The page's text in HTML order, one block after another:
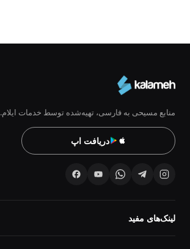
منابع مسیحی به فارسی، تهیه‌شده توسط خدمات ایلام.
دریافت اپ
لینک‌های مفید